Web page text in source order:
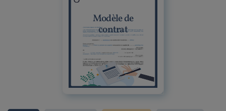
Modèle de
contrat